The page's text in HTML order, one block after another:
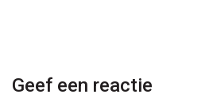
Geef een reactie